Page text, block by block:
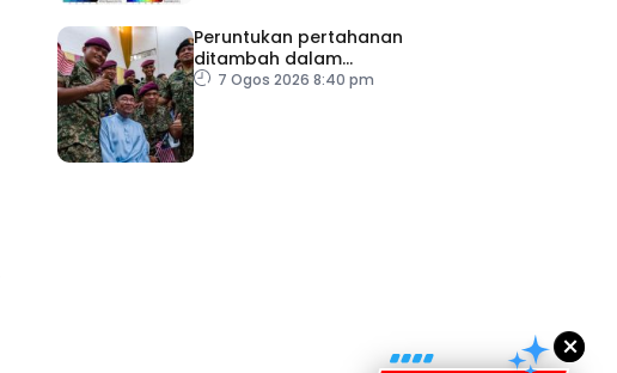
Peruntukan pertahanan
ditambah dalam
Belanjawan 2027
7 Ogos 2026 8:40 pm
×